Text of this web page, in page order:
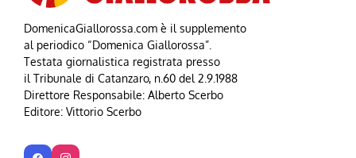
DomenicaGiallorossa.com è il supplemento
al periodico “Domenica Giallorossa”.
Testata giornalistica registrata presso
il Tribunale di Catanzaro, n.60 del 2.9.1988
Direttore Responsabile: Alberto Scerbo
Editore: Vittorio Scerbo